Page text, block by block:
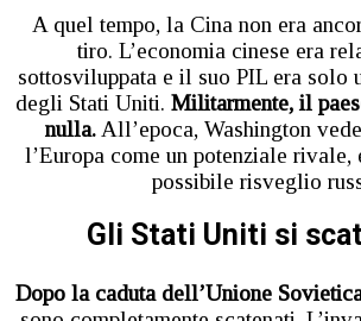
A quel tempo, la Cina non era
tiro. L’economia cinese era
sottosviluppata e il suo PIL era solo
degli Stati Uniti. Militarmente, il
nulla. All’epoca, Washington
l’Europa come un potenziale
possibile risveglio
Gli Stati Uniti si
Dopo la caduta dell’Unione